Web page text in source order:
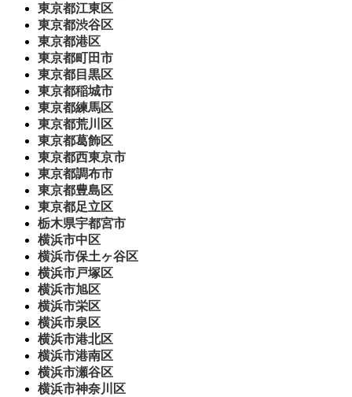
東京都江東区
東京都渋谷区
東京都港区
東京都町田市
東京都目黒区
東京都稲城市
東京都練馬区
東京都荒川区
東京都葛飾区
東京都西東京市
東京都調布市
東京都豊島区
東京都足立区
栃木県宇都宮市
横浜市中区
横浜市保土ヶ谷区
横浜市戸塚区
横浜市旭区
横浜市栄区
横浜市泉区
横浜市港北区
横浜市港南区
横浜市瀬谷区
横浜市神奈川区